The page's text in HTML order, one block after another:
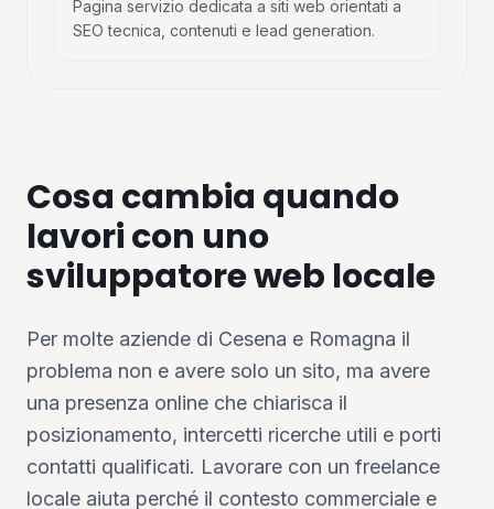
Pagina servizio dedicata a siti web orientati a
SEO tecnica, contenuti e lead generation.
Cosa cambia quando
lavori con uno
sviluppatore web locale
Per molte aziende di Cesena e Romagna il
problema non e avere solo un sito, ma avere
una presenza online che chiarisca il
posizionamento, intercetti ricerche utili e porti
contatti qualificati. Lavorare con un freelance
locale aiuta perché il contesto commerciale e